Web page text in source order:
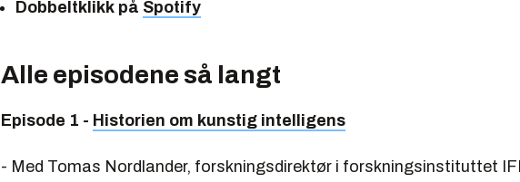
Dobbeltklikk på Spotify
Alle episodene så langt
Episode 1 - Historien om kunstig intelligens
- Med Tomas Nordlander, forskningsdirektør i forskningsinstituttet